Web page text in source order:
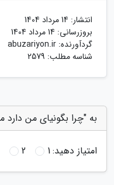
انتشار: 14 مرداد 1404
بروزرسانی: 14 مرداد 1404
گردآورنده: abuzariyon.ir
شناسه مطلب: 2579
به "چرا بگونیای من دارد
امتیاز دهید:1
2